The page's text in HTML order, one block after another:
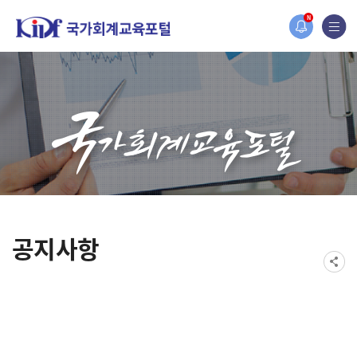
N
홈페이지가 새롭게 개편되었습니다.
한국조세재정연구원홈페이지가 새롭게 개설되었습니다.
공지사항